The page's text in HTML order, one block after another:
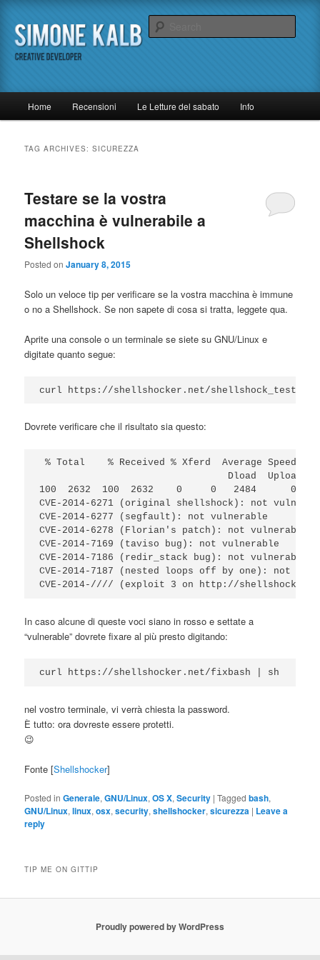
Skip
primary
content
Skip
secondary
contentSimone Kalb
Un (quasi) inutile blog di tecnologia
Home Recensioni Le Letture del sabato Info
TAG ARCHIVES:SICUREZZA
Testare se la vostra
macchina è vulnerabile a
Shellshock
Posted onJanuary 8, 2015
Solo un veloce tip per verificare se la vostra macchina è immune
o no a Shellshock. Se non sapete di cosa si tratta, leggete qua.
Aprite una console o un terminale se siete su GNU/Linux e
digitate quanto segue:
curl https://shellshocker.net/shellshock_test.sh
Dovrete verificare che il risultato sia questo:
% Total    % Received % Xferd  Average Speed
Dload  Upload
100  2632  100  2632    0     0   2484      0
CVE-2014-6271 (original shellshock): not
CVE-2014-6277 (segfault): not vulnerable
CVE-2014-6278 (Florian's patch): not vulnerable
CVE-2014-7169 (taviso bug): not vulnerable
CVE-2014-7186 (redir_stack bug): not vulnerable
CVE-2014-7187 (nested loops off by one): not
In caso alcune di queste voci siano in rosso e settate a
“vulnerable” dovrete fixare al più presto digitando:
curl https://shellshocker.net/fixbash | sh
nel vostro terminale, vi verrà chiesta la password.
È tutto: ora dovreste essere protetti.
😉
Fonte [Shellshocker]
Posted in Generale,GNU/Linux,OS X,Security |Tagged bash,
GNU/Linux,linux,osx,security,shellshocker,sicurezza | Leave a
reply
TIP ME ON GITTIP
Proudly powered by WordPress